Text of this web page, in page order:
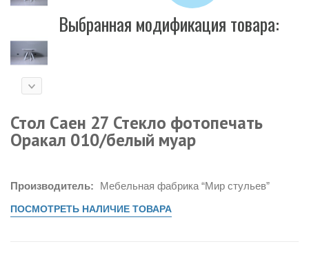
Выбранная модификация товара:
Стол Саен 27 Стекло фотопечать
Оракал 010/белый муар
Производитель: Мебельная фабрика “Мир стульев”
ПОСМОТРЕТЬ НАЛИЧИЕ ТОВАРА